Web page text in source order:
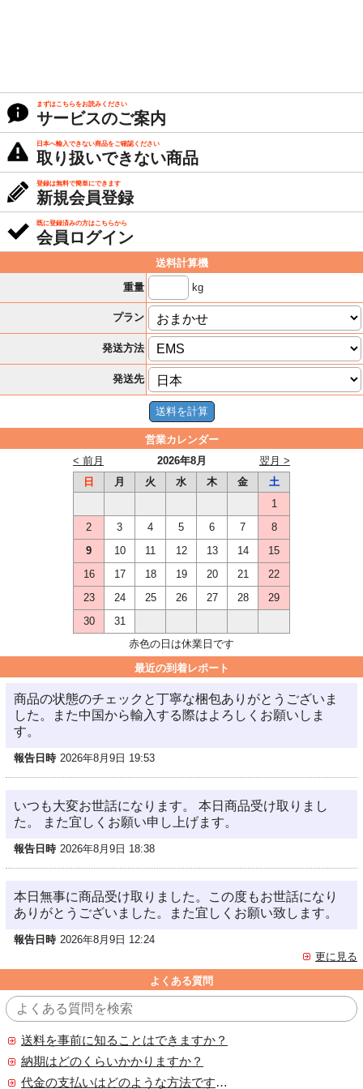
まずはこちらをお読みください
サービスのご案内
日本へ輸入できない商品をご確認ください
取り扱いできない商品
登録は無料で簡単にできます
新規会員登録
既に登録済みの方はこちらから
会員ログイン
送料計算機
重量
kg
プラン
発送方法
発送先
営業カレンダー
2026年8月
< 前月
翌月 >
日
月 火 水 木 金
土
1
2
3 4 5 6 7
8
9
10 11 12 13 14
15
16
17 18 19 20 21
22
23
24 25 26 27 28
29
30
31
赤色の日は休業日です
最近の到着レポート
商品の状態のチェックと丁寧な梱包ありがとうございま
した。また中国から輸入する際はよろしくお願いしま
す。
報告日時 2026年8月9日 19:53
いつも大変お世話になります。 本日商品受け取りまし
た。 また宜しくお願い申し上げます。
報告日時 2026年8月9日 18:38
本日無事に商品受け取りました。この度もお世話になり
ありがとうございました。また宜しくお願い致します。
報告日時 2026年8月9日 12:24
更に見る
よくある質問
送料を事前に知ることはできますか？
納期はどのくらいかかりますか？
代金の支払いはどのような方法ですか？